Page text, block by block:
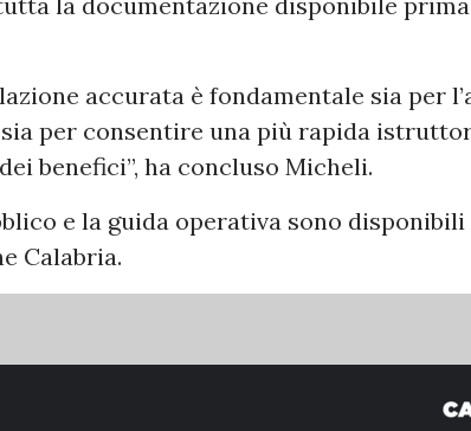
accurata è fondamentale sia per
sia per consentire una più rapida
benefici”, ha concluso Micheli.
e la guida operativa sono
Calabria.